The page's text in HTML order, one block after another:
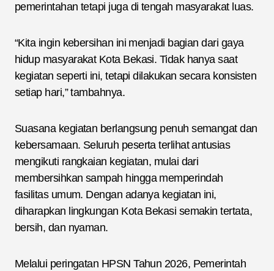
pemerintahan tetapi juga di tengah masyarakat luas.
“Kita ingin kebersihan ini menjadi bagian dari gaya
hidup masyarakat Kota Bekasi. Tidak hanya saat
kegiatan seperti ini, tetapi dilakukan secara konsisten
setiap hari,” tambahnya.
Suasana kegiatan berlangsung penuh semangat dan
kebersamaan. Seluruh peserta terlihat antusias
mengikuti rangkaian kegiatan, mulai dari
membersihkan sampah hingga memperindah
fasilitas umum. Dengan adanya kegiatan ini,
diharapkan lingkungan Kota Bekasi semakin tertata,
bersih, dan nyaman.
Melalui peringatan HPSN Tahun 2026, Pemerintah